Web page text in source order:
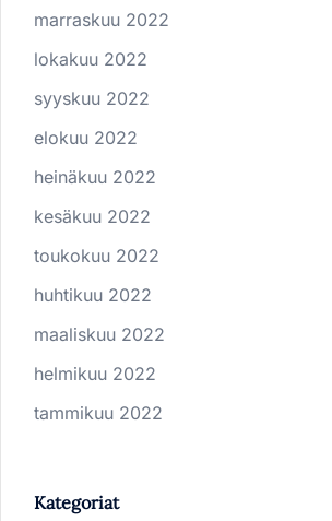
marraskuu 2022
lokakuu 2022
syyskuu 2022
elokuu 2022
heinäkuu 2022
kesäkuu 2022
toukokuu 2022
huhtikuu 2022
maaliskuu 2022
helmikuu 2022
tammikuu 2022
Kategoriat